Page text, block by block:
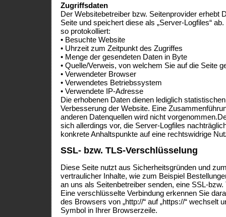
Zugriffsdaten
Der Websitebetreiber bzw. Seitenprovider erhebt
Seite und speichert diese als „Server-Logfiles“
so protokolliert:
• Besuchte Website
• Uhrzeit zum Zeitpunkt des Zugriffes
• Menge der gesendeten Daten in Byte
• Quelle/Verweis, von welchem Sie auf die Seite
• Verwendeter Browser
• Verwendetes Betriebssystem
• Verwendete IP-Adresse
Die erhobenen Daten dienen lediglich
Verbesserung der Website. Eine
anderen Datenquellen wird nicht
sich allerdings vor, die Server-Logfiles
konkrete Anhaltspunkte auf eine rechtswidrige
SSL- bzw. TLS-Verschlüsselung
Diese Seite nutzt aus Sicherheitsgründen und
vertraulicher Inhalte, wie zum Beispiel
an uns als Seitenbetreiber senden, eine SSL-
Eine verschlüsselte Verbindung erkennen Sie
des Browsers von „http://“ auf „https://“ wechselt
Symbol in Ihrer Browserzeile.